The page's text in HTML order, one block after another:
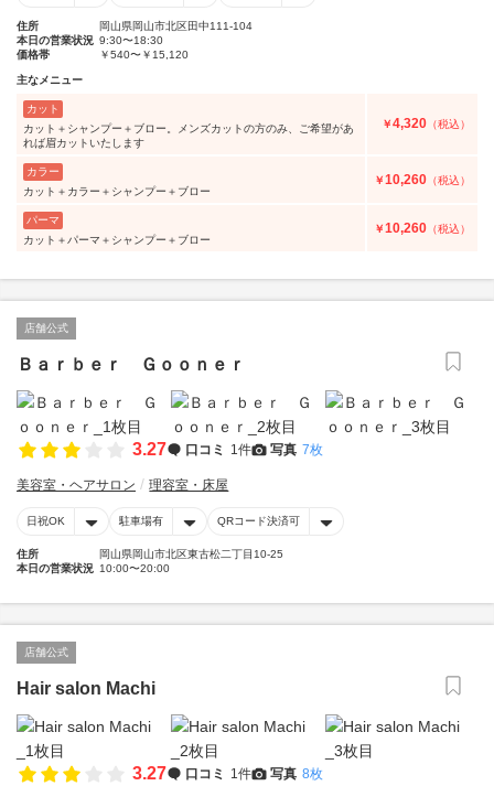
住所
岡山県岡山市北区田中111-104
本日の営業状況 9:30〜18:30
価格帯
￥540〜￥15,120
主なメニュー
カット
カット＋シャンプー＋ブロー。メンズカットの方のみ、ご希望があ
れば眉カットいたします
￥4,320 （税込）
カラー
カット＋カラー＋シャンプー＋ブロー
￥10,260 （税込）
パーマ
カット＋パーマ＋シャンプー＋ブロー
￥10,260 （税込）
店舗公式
Ｂａｒｂｅｒ Ｇｏｏｎｅｒ
3.27 口コミ 1件 写真 7枚
美容室・ヘアサロン 理容室・床屋
日祝OK 駐車場有 QRコード決済可
住所
岡山県岡山市北区東古松二丁目10-25
本日の営業状況 10:00〜20:00
店舗公式
Hair salon Machi
3.27 口コミ 1件 写真 8枚